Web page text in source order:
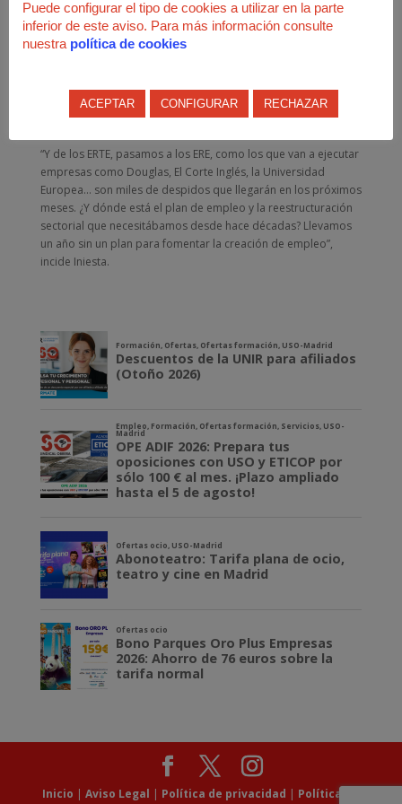
de USO-Madrid, Conchi Iniesta.
“Todos esos trabajadores siguen dependiendo de planes
prorrogados a golpe de improvisación cortoplacista por
Gobierno. Son incapaces de ver que los ERTE que ya no
pueden contener la gran crisis económica que estamos
“Y de los ERTE, pasamos a los ERE, como los que van a ejecutar
empresas como Douglas, El Corte Inglés, la Universidad
Europea… son miles de despidos que llegarán en los próximos
meses. ¿Y dónde está el plan de empleo y la reestructuración
sectorial que necesitábamos desde hace décadas? Llevamos
un año sin un plan para fomentar la creación de empleo”,
incide Iniesta.
Inicio |Aviso Legal | Política de privacidad | Política de
Puede configurar el tipo de cookies a utilizar en la parte
inferior de este aviso. Para más información consulte
nuestra política de cookies
ACEPTAR CONFIGURAR RECHAZAR